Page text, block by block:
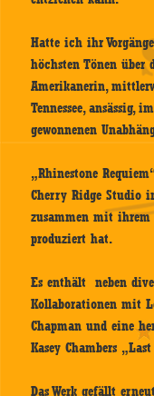
Hatte ich ihr
höchsten Tönen über
Amerikanerin,
Tennessee, ansässig,
gewonnenen
„Rhinestone
Cherry Ridge Studio
zusammen mit ihrem
produziert hat.
Es enthält neben
Kollaborationen mit
Chapman und eine
Kasey Chambers
Das Werk gefällt